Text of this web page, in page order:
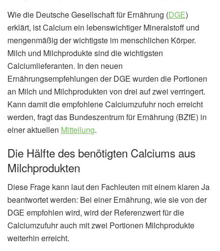
Wie die Deutsche Gesellschaft für Ernährung (DGE)
erklärt, ist Calcium ein lebenswichtiger Mineralstoff und
mengenmäßig der wichtigste im menschlichen Körper.
Milch und Milchprodukte sind die wichtigsten
Calciumlieferanten. In den neuen
Ernährungsempfehlungen der DGE wurden die Portionen
an Milch und Milchprodukten von drei auf zwei verringert.
Kann damit die empfohlene Calciumzufuhr noch erreicht
werden, fragt das Bundeszentrum für Ernährung (BZfE) in
einer aktuellen Mitteilung.
Die Hälfte des benötigten Calciums aus
Milchprodukten
Diese Frage kann laut den Fachleuten mit einem klaren Ja
beantwortet werden: Bei einer Ernährung, wie sie von der
DGE empfohlen wird, wird der Referenzwert für die
Calciumzufuhr auch mit zwei Portionen Milchprodukte
weiterhin erreicht.